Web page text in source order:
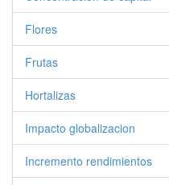
Flores
Frutas
Hortalizas
Impacto globalizacion
Incremento rendimientos